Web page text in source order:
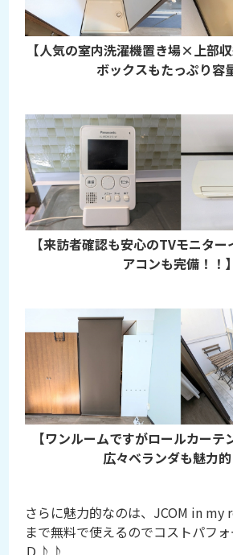
【人気の室内洗濯機置き場×上部
ボックスもたっぷり容
【来訪者確認も安心のTVモニタ
アコンも完備！！】
【ワンルームですがロールカーテ
広々ベランダも魅力
さらに魅力的なのは、JCOM in my
まで無料で使えるのでコストパフ
Ｄ♪♪